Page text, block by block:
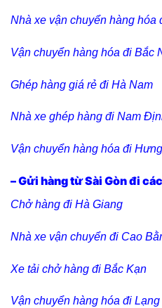
Nhà xe vận chuyển hàng hóa
Vận chuyển hàng hóa đi Bắc
Ghép hàng giá rẻ đi Hà Nam
Nhà xe ghép hàng đi Nam
Vận chuyển hàng hóa đi
– Gửi hàng từ Sài Gòn đi
Chở hàng đi Hà Giang
Nhà xe vận chuyển đi Cao
Xe tải chở hàng đi Bắc Kạn
Vận chuyển hàng hóa đi